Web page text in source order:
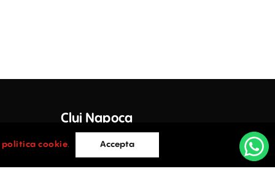
Cluj Napoca
Cluj-Napoca
0752.088.884
politica cookie. Accepta